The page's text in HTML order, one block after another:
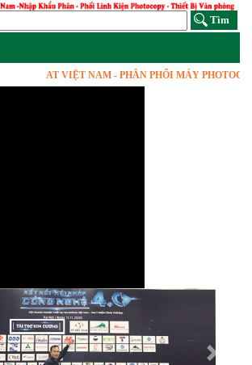
AT VIỆT NAM - PHÂN PHỐI MÁY
Next